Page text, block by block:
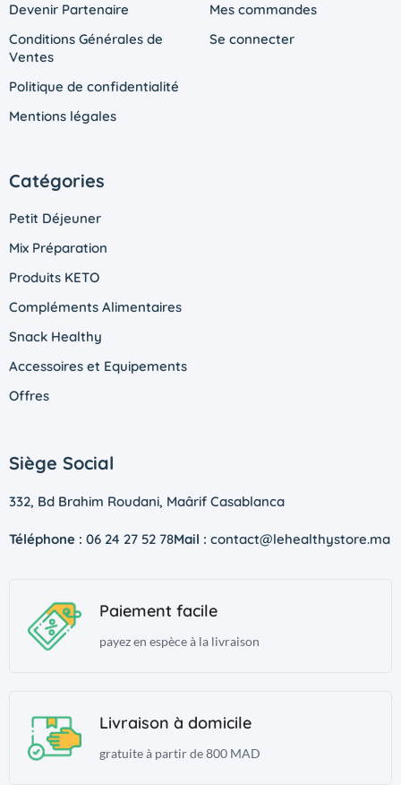
Devenir Partenaire
Conditions Générales de
Ventes
Politique de confidentialité
Mentions légales
Mes commandes
Se connecter
Catégories
Petit Déjeuner
Mix Préparation
Produits KETO
Compléments Alimentaires
Snack Healthy
Accessoires et Equipements
Offres
Siège Social
332, Bd Brahim Roudani, Maârif Casablanca
Téléphone : 06 24 27 52 78Mail : contact@lehealthystore.ma
Paiement facile
payez en espèce à la livraison
Livraison à domicile
gratuite à partir de 800 MAD